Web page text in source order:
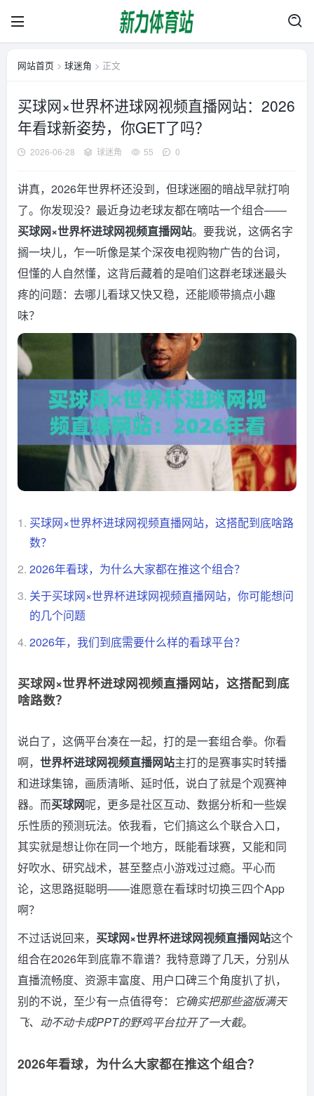
网站首页 > 球迷角 > 正文
买球网×世界杯进球网视频直播网站：2026
年看球新姿势，你GET了吗？
2026-06-28 球迷角 55 0
讲真，2026年世界杯还没到，但球迷圈的暗战早就打响
了。你发现没？最近身边老球友都在嘀咕一个组合——
买球网×世界杯进球网视频直播网站。要我说，这俩名字
搁一块儿，乍一听像是某个深夜电视购物广告的台词，
但懂的人自然懂，这背后藏着的是咱们这群老球迷最头
疼的问题：去哪儿看球又快又稳，还能顺带搞点小趣
味？
1. 买球网×世界杯进球网视频直播网站，这搭配到底啥路
数？
2. 2026年看球，为什么大家都在推这个组合？
3. 关于买球网×世界杯进球网视频直播网站，你可能想问
的几个问题
4. 2026年，我们到底需要什么样的看球平台？
买球网×世界杯进球网视频直播网站，这搭配到底
啥路数？
说白了，这俩平台凑在一起，打的是一套组合拳。你看
啊， 世界杯进球网视频直播网站主打的是赛事实时转播
和进球集锦，画质清晰、延时低，说白了就是个观赛神
器。而买球网呢，更多是社区互动、数据分析和一些娱
乐性质的预测玩法。依我看，它们搞这么个联合入口，
其实就是想让你在同一个地方，既能看球赛，又能和同
好吹水、研究战术，甚至整点小游戏过过瘾。平心而
论，这思路挺聪明——谁愿意在看球时切换三四个App
啊？
不过话说回来， 买球网×世界杯进球网视频直播网站这个
组合在2026年到底靠不靠谱？我特意蹲了几天，分别从
直播流畅度、资源丰富度、用户口碑三个角度扒了扒，
别的不说，至少有一点值得夸：
它确实把那些盗版满天
飞、动不动卡成PPT的野鸡平台拉开了一大截。
2026年看球，为什么大家都在推这个组合？